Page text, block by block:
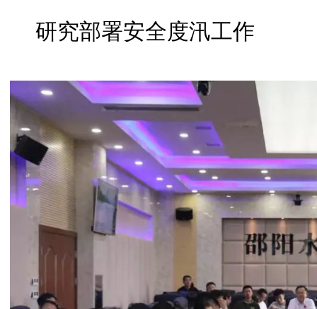
研究部署安全度汛工作